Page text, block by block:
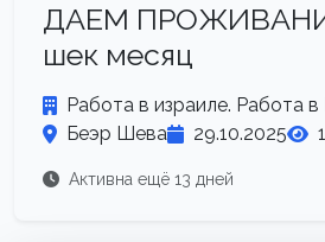
ДАЕМ
шек месяц
Работа в израиле. Работа в
Беэр Шева
29.10.2025
Активна ещё 13 дней